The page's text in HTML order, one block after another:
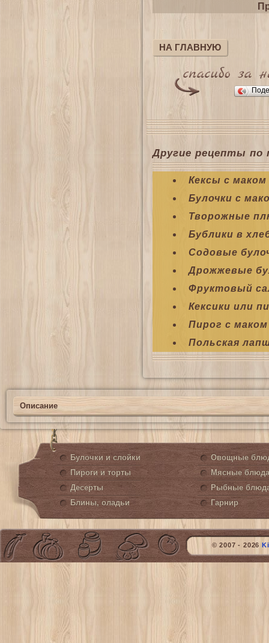
НА ГЛАВНУЮ
Другие рецепты по
Кексы с маком
Булочки с
Творожные
Бублики в
Содовые
Дрожжевые
Фруктовый
Кексики или
Пирог с
Польская
Описание
Булочки и слойки
Пироги и торты
Десерты
Блины, оладьи
Овощные
Мясные блюда
Рыбные
Гарнир
© 2007 - 2026